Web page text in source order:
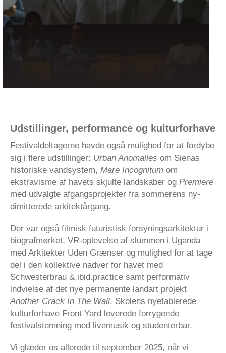
Udstillinger, performance og kulturforhave
Festivaldeltagerne havde også mulighed for at fordybe
sig i flere udstillinger: Urban Anomalies om Sienas
historiske vandsystem, Mare Incognitum om
ekstravisme af havets skjulte landskaber og Premiere
med udvalgte afgangsprojekter fra sommerens ny-
dimitterede arkitektårgang.
Der var også filmisk futuristisk forsyningsarkitektur i
biografmørket, VR-oplevelse af slummen i Uganda
med Arkitekter Uden Grænser og mulighed for at tage
del i den kollektive nadver for havet med
Schwesterbrau & ibid.practice samt performativ
indvielse af det nye permanente landart projekt
Another Crack In The Wall. Skolens nyetablerede
kulturforhave Front Yard leverede forrygende
festivalstemning med livemusik og studenterbar.
Vi glæder os allerede til september 2025, når vi